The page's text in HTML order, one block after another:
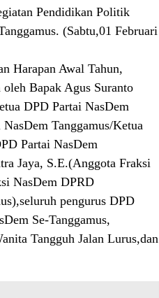
Pendidikan Politik
(Sabtu,01 Februari
Harapan Awal Tahun,
Bapak Agus Suranto
DPD Partai NasDem
Tanggamus/Ketua
Partai NasDem
Jaya, S.E.(Anggota Fraksi
NasDem DPRD
pengurus DPD
Se-Tanggamus,
Tangguh Jalan Lurus,dan